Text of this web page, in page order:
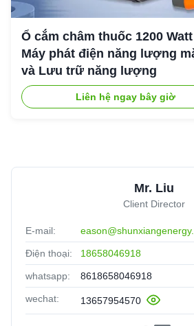
Ổ cắm châm thuốc 1200
Máy phát điện năng lượng
và Lưu trữ năng lượng
Liên hệ ngay bây giờ
Mr. Liu
Client Director
E-mail:
Điện thoại: 18658046918
whatsapp: 8618658046918
wechat: 13657954570